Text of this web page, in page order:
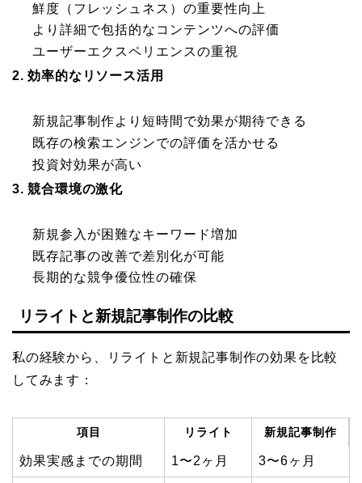
鮮度（フレッシュネス）の重要性向上
より詳細で包括的なコンテンツへの評価
ユーザーエクスペリエンスの重視
2. 効率的なリソース活用
新規記事制作より短時間で効果が期待できる
既存の検索エンジンでの評価を活かせる
投資対効果が高い
3. 競合環境の激化
新規参入が困難なキーワード増加
既存記事の改善で差別化が可能
長期的な競争優位性の確保
リライトと新規記事制作の比較
私の経験から、リライトと新規記事制作の効果を比較
してみます：
項目 リライト 新規記事制作
効果実感までの期間 1〜2ヶ月 3〜6ヶ月